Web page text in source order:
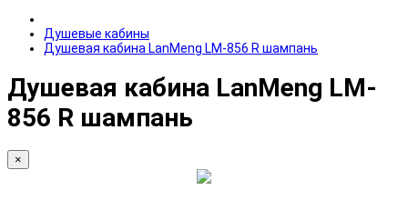
Душевые кабины
Душевая кабина LanMeng LM-856 R шампань
Душевая кабина LanMeng LM-
856 R шампань
×